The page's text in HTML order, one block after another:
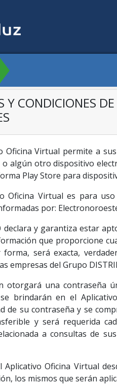
Y CONDICIONES
Oficina Virtual permite a
algún otro dispositivo
Play Store para
Oficina Virtual es para
por:
declara y garantiza estar
que proporcione
forma, será exacta,
empresas del Grupo
otorgará una contraseña
brindarán en el
de su contraseña y se
y será requerida
a consultas de
Aplicativo Oficina Virtual
los mismos que serán